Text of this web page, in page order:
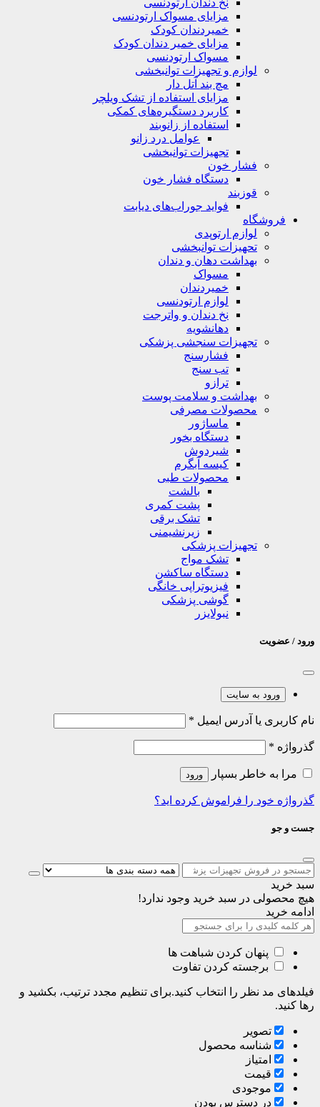
مزایای مسواک ارتودنسی
خمیردندان کودک
مزایای خمیر دندان کودک
مسواک ارتودنسی
لوازم و تجهیزات توانبخشی
مچ بند آتل دار
مزایای استفاده از تشک ویلچر
کاربرد دستگیره‌های کمکی
استفاده از زانوبند
عوامل درد زانو
تجهیزات توانبخشی
فشار خون
دستگاه فشار خون
قوزبند
فواید جوراب‌های دیابت
فروشگاه
لوازم ارتوپدی
تحهیزات توانبخشی
بهداشت دهان و دندان
مسواک
خمیردندان
لوازم ارتودنسی
نخ دندان و واترجت
دهانشویه
تجهیزات سنجشی پزشکی
فشارسنج
تب سنج
ترازو
بهداشت و سلامت پوست
محصولات مصرفی
ماساژور
دستگاه بخور
شیردوش
کیسه آبگرم
محصولات طبی
بالشت
پشت کمری
تشک برقی
زیرنشیمنی
تجهیزات پزشکی
تشک مواج
دستگاه ساکشن
فیزیوتراپی خانگی
گوشی پزشکی
نبولایزر
ورود / عضویت
ورود به سایت
نام کاربری یا آدرس ایمیل *
گذرواژه *
مرا به خاطر بسپار ورود
گذرواژه خود را فراموش کرده اید؟
جست و جو
سبد خرید
هیچ محصولی در سبد خرید وجود ندارد!
ادامه خرید
پنهان کردن شباهت ها
برجسته کردن تفاوت
فیلدهای مد نظر را انتخاب کنید.برای تنظیم مجدد ترتیب، بکشید و
رها کنید.
تصویر
شناسه محصول
امتیاز
قیمت
موجودی
در دسترس بودن